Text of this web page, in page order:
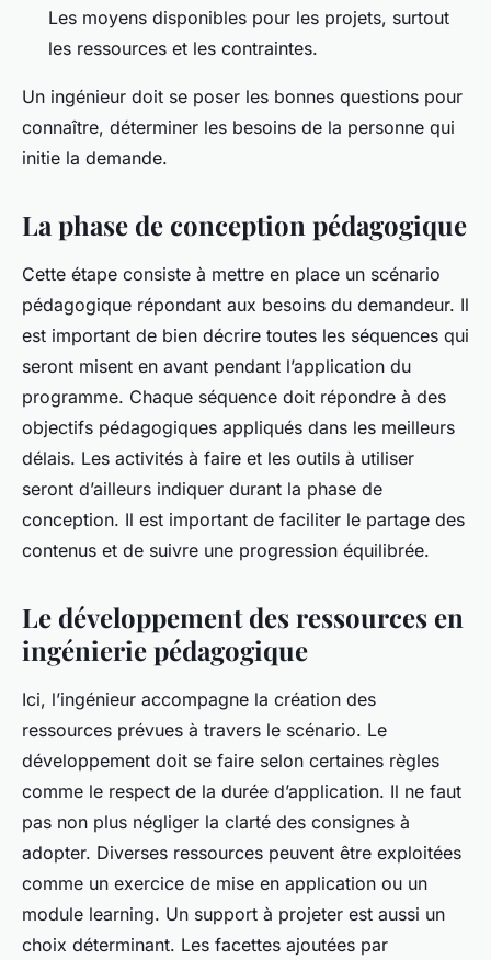
Les moyens disponibles pour les projets, surtout
les ressources et les contraintes.
Un ingénieur doit se poser les bonnes questions pour
connaître, déterminer les besoins de la personne qui
initie la demande.
La phase de conception pédagogique
Cette étape consiste à mettre en place un scénario
pédagogique répondant aux besoins du demandeur. Il
est important de bien décrire toutes les séquences qui
seront misent en avant pendant l’application du
programme. Chaque séquence doit répondre à des
objectifs pédagogiques appliqués dans les meilleurs
délais. Les activités à faire et les outils à utiliser
seront d’ailleurs indiquer durant la phase de
conception. Il est important de faciliter le partage des
contenus et de suivre une progression équilibrée.
Le développement des ressources en
ingénierie pédagogique
Ici, l’ingénieur accompagne la création des
ressources prévues à travers le scénario. Le
développement doit se faire selon certaines règles
comme le respect de la durée d’application. Il ne faut
pas non plus négliger la clarté des consignes à
adopter. Diverses ressources peuvent être exploitées
comme un exercice de mise en application ou un
module learning. Un support à projeter est aussi un
choix déterminant. Les facettes ajoutées par